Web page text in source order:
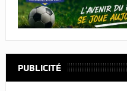
PUBLICITÉ